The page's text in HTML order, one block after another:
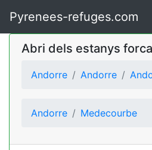
Pyrenees-refuges.com
Abri dels estanys
Andorre Andorre
Andorre Medecourbe